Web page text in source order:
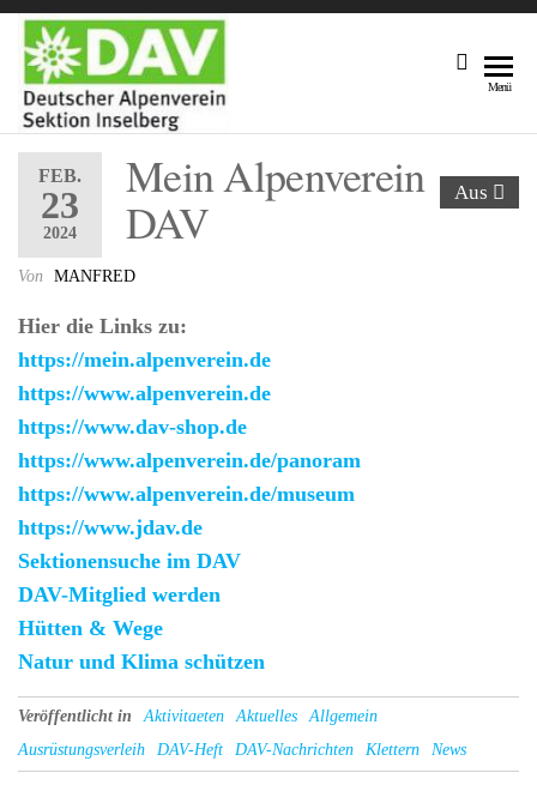
Sektion
Inselberg
Am Fuße
Des 916,5
M Hohen
Menü
FEB.
23
2024
Aus
Mein Alpenverein
DAV
Von MANFRED
Hier die Links zu:
https://mein.alpenverein.de
https://www.alpenverein.de
https://www.dav-shop.de
https://www.alpenverein.de/panoram
https://www.alpenverein.de/museum
https://www.jdav.de
Sektionensuche im DAV
DAV-Mitglied werden
Hütten & Wege
Natur und Klima schützen
Veröffentlicht in Aktivitaeten Aktuelles
Allgemein
Ausrüstungsverleih
DAV-Heft DAV-Nachrichten Klettern News